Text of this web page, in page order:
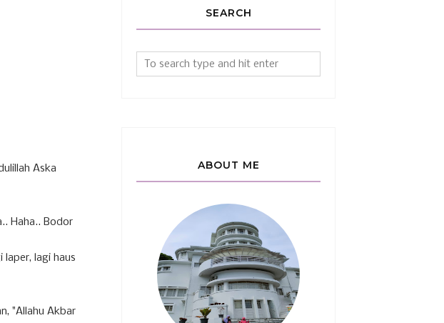
Aska
Haha.. Bodor
laper, lagi haus
"Allahu Akbar
SEARCH
ABOUT ME